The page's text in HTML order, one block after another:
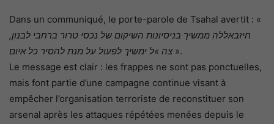
Dans un communiqué, le porte-parole de Tsahal avertit : «
חיזבאללה ממשיך בניסיונות השיקום של נכסי טרור ברחבי לבנון,
צה »ל ימשיך לפעול על מנת להסיר כל איום ».
Le message est clair : les frappes ne sont pas ponctuelles,
mais font partie d’une campagne continue visant à
empêcher l’organisation terroriste de reconstituer son
arsenal après les attaques répétées menées depuis le